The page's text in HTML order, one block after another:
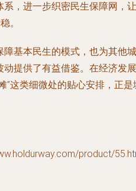
，进一步织密民生保障网，让
。
基本民生的模式，也为其他城
提供了有益借鉴。在经济发展
”这类细微处的贴心安排，正是
product/